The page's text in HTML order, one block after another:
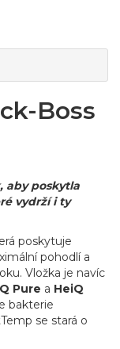
Boss
aby poskytla
vydrží i ty
poskytuje
pohodlí a
Vložka je navíc
Pure a HeiQ
bakterie
se stará o